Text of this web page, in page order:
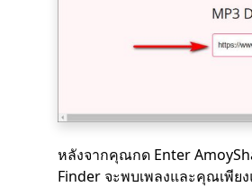
หลังจากคุณกด Enter
Finder จะพบเพลงและคุณเพีย